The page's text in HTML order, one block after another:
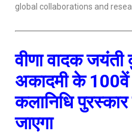
global collaborations and
वीणा वादक
अकादमी के
कलानिधि
जाएगा